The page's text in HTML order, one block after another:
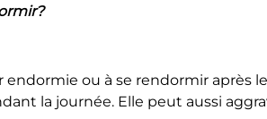
ou à se rendormir après
la journée. Elle peut aussi